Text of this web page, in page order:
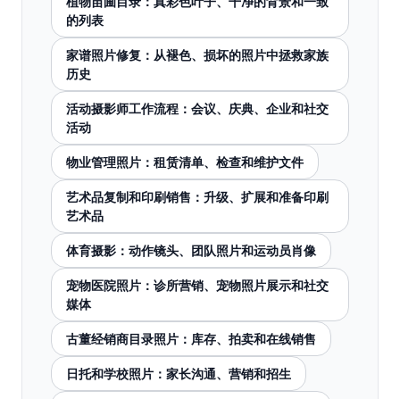
的列表
家谱照片修复：从褪色、损坏的照片中拯救家族
历史
活动摄影师工作流程：会议、庆典、企业和社交
活动
物业管理照片：租赁清单、检查和维护文件
艺术品复制和印刷销售：升级、扩展和准备印刷
艺术品
体育摄影：动作镜头、团队照片和运动员肖像
宠物医院照片：诊所营销、宠物照片展示和社交
媒体
古董经销商目录照片：库存、拍卖和在线销售
日托和学校照片：家长沟通、营销和招生